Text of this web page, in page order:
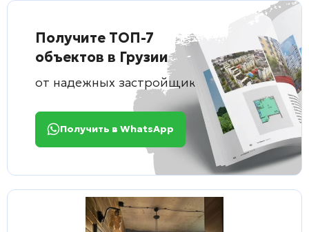
Получите ТОП-7
объектов в Грузии
от надежных застройщиков
Получить в WhatsApp